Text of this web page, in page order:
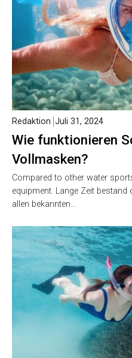
Wie funktionieren
Vollmasken?
Redaktion Juli 31, 2024
Compared to other water
equipment. Lange Zeit
allen bekannten…